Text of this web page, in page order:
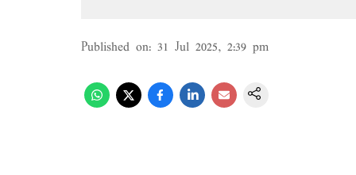
Published on: 31 Jul 2025, 2:39 pm